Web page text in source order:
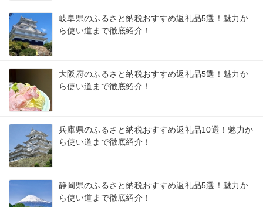
岐阜県のふるさと納税おすすめ返礼品5選！魅力か
ら使い道まで徹底紹介！
大阪府のふるさと納税おすすめ返礼品5選！魅力か
ら使い道まで徹底紹介！
兵庫県のふるさと納税おすすめ返礼品10選！魅力か
ら使い道まで徹底紹介！
静岡県のふるさと納税おすすめ返礼品5選！魅力か
ら使い道まで徹底紹介！